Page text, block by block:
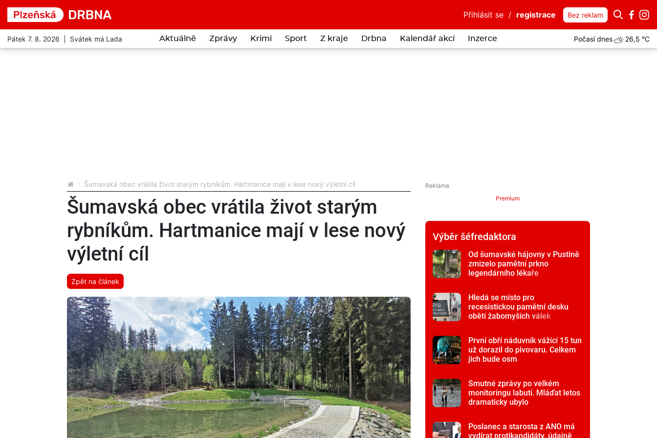
Přihlásit se / registrace Bez reklam
Pátek 7. 8. 2026 | Svátek má Lada Aktuálně Zprávy Krimi Sport Z kraje Drbna Kalendář akcí Inzerce Počasí dnes 26,5 °C
Šumavská obec vrátila život starým rybníkům. Hartmanice mají v lese nový výletní cíl
Šumavská obec vrátila život starým
rybníkům. Hartmanice mají v lese nový
výletní cíl
Zpět na článek
Premium
Výběr šéfredaktora
Od šumavské hájovny v Pustině
zmizelo pamětní prkno
legendárního lékaře
Hledá se místo pro
recesistickou pamětní desku
obětí žabomyších válek
První obří náduvník vážící 15 tun
už dorazil do pivovaru. Celkem
jich bude osm
Smutné zprávy po velkém
monitoringu labutí. Mláďat letos
dramaticky ubylo
Poslanec a starosta z ANO má
vydírat protikandidáty, údajně